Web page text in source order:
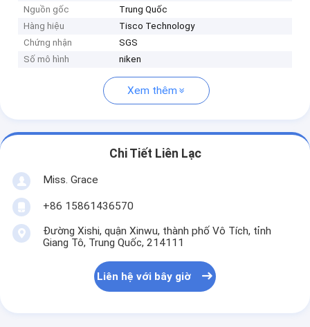
Nguồn gốc
Trung Quốc
Hàng hiệu
Tisco Technology
Chứng nhận
SGS
Số mô hình
niken
Xem thêm
Chi Tiết Liên Lạc
Miss. Grace
+86 15861436570
Đường Xishi, quận Xinwu, thành phố Vô Tích, tỉnh
Giang Tô, Trung Quốc, 214111
Liên hệ với bây giờ